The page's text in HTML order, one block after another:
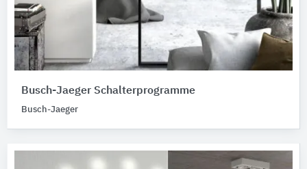
Busch-Jaeger Schalterprogramme
Busch-Jaeger